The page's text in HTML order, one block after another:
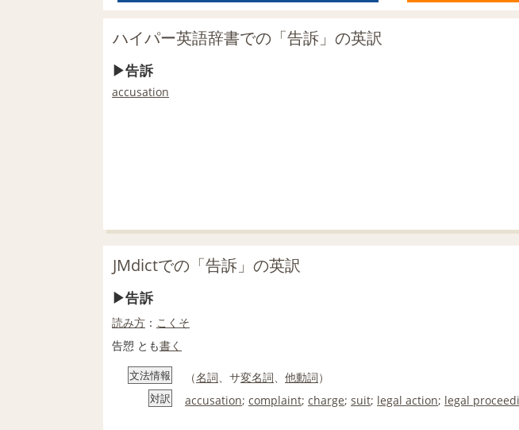
ハイパー英語辞書での「告訴」の英訳
告訴
accusation
JMdictでの「告訴」の英訳
告訴
読み方 ： こくそ
告愬 とも書く
文法情報 （名詞 、サ変名詞 他動詞）
対訳 accusation; complaint; charge; suit; legal action; legal